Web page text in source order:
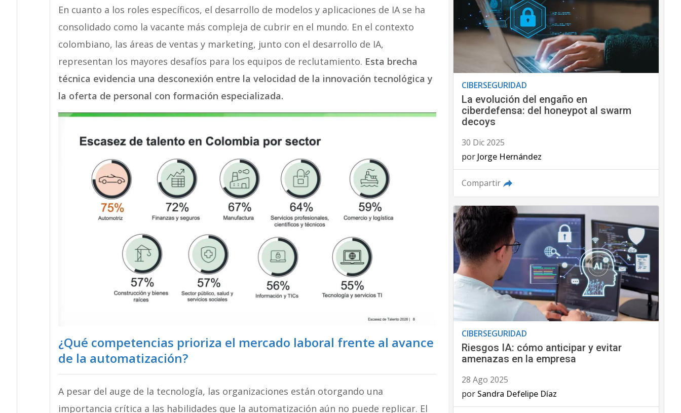
En cuanto a los roles específicos, el desarrollo de modelos y aplicaciones de IA se ha
consolidado como la vacante más compleja de cubrir en el mundo. En el contexto
colombiano, las áreas de ventas y marketing, junto con el desarrollo de IA,
representan los mayores desafíos para los equipos de reclutamiento. Esta brecha
técnica evidencia una desconexión entre la velocidad de la innovación tecnológica y
la oferta de personal con formación especializada.
¿Qué competencias prioriza el mercado laboral frente al avance
de la automatización?
A pesar del auge de la tecnología, las organizaciones están otorgando una
importancia crítica a las habilidades que la automatización aún no puede replicar. El
CIBERSEGURIDAD
La evolución del engaño en
ciberdefensa: del honeypot al swarm
decoys
30 Dic 2025
por Jorge Hernández
Compartir
CIBERSEGURIDAD
Riesgos IA: cómo anticipar y evitar
amenazas en la empresa
28 Ago 2025
por Sandra Defelipe Díaz